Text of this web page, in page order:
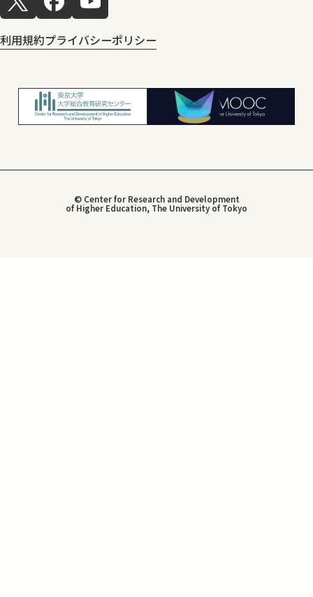
利用規約プライバシーポリシー
© Center for Research and Development
of Higher Education, The University of Tokyo